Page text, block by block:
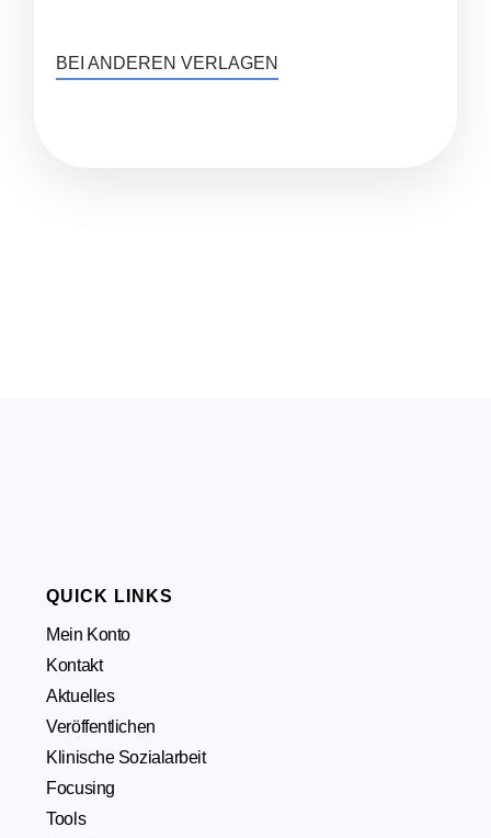
BEI ANDEREN VERLAGEN
QUICK LINKS
Mein Konto
Kontakt
Aktuelles
Veröffentlichen
Klinische Sozialarbeit
Focusing
Tools